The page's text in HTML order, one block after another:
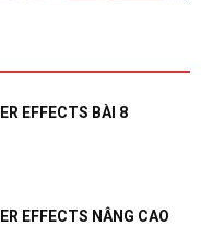
EFFECTS BÀI 8
EFFECTS NÂNG CAO